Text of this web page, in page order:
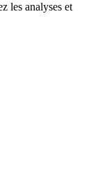
les analyses et